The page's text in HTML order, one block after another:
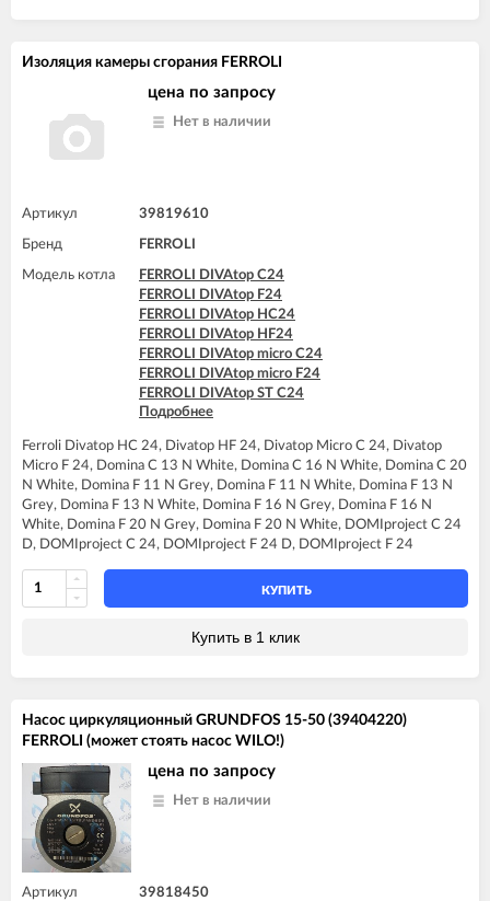
FERROLI DOMINA C13 N
FERROLI DOMINA C16 N
FERROLI DOMINA C24 N
FERROLI DOMINA F24 N
FERROLI DOMIproject C24 D
FERROLI DOMIproject F24
FERROLI DOMIproject F24 D
FERROLI DOMItech C24
FERROLI DOMItech C24 D
FERROLI DOMItech F24
FERROLI DOMItech F24 D
Изоляция камеры сгорания FERROLI
цена по запросу
Нет в наличии
Артикул 39819610
Бренд FERROLI
Модель котла
FERROLI DIVAtop C24
FERROLI DIVAtop F24
FERROLI DIVAtop HC24
FERROLI DIVAtop HF24
FERROLI DIVAtop micro C24
FERROLI DIVAtop micro F24
FERROLI DIVAtop ST C24
FERROLI DIVAtop ST F24
FERROLI DOMINA C16 N
FERROLI DOMINA C20 N
FERROLI DOMINA F13 N
FERROLI DOMINA F16 N
FERROLI DOMINA F20 N
FERROLI DOMINA F24 N
FERROLI DOMIproject C24
FERROLI DOMIproject C24 D
FERROLI DOMIproject F24
FERROLI DOMIproject F24 D
Подробнее
Ferroli Divatop HC 24, Divatop HF 24, Divatop Micro C 24, Divatop
Micro F 24, Domina C 13 N White, Domina C 16 N White, Domina C 20
N White, Domina F 11 N Grey, Domina F 11 N White, Domina F 13 N
Grey, Domina F 13 N White, Domina F 16 N Grey, Domina F 16 N
White, Domina F 20 N Grey, Domina F 20 N White, DOMIproject C 24
D, DOMIproject C 24, DOMIproject F 24 D, DOMIproject F 24
КУПИТЬ
Купить в 1 клик
Насос циркуляционный GRUNDFOS 15-50 (39404220)
FERROLI (может стоять насос WILO!)
цена по запросу
Нет в наличии
Артикул 39818450